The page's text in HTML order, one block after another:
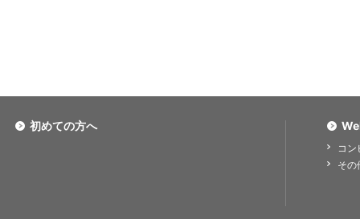
初めての方へ
コ
その